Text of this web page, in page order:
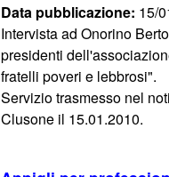
Data pubblicazione: 15/
Intervista ad Onorino
presidenti
fratelli poveri e lebbrosi".
Servizio trasmesso nel
Clusone il 15.01.2010.